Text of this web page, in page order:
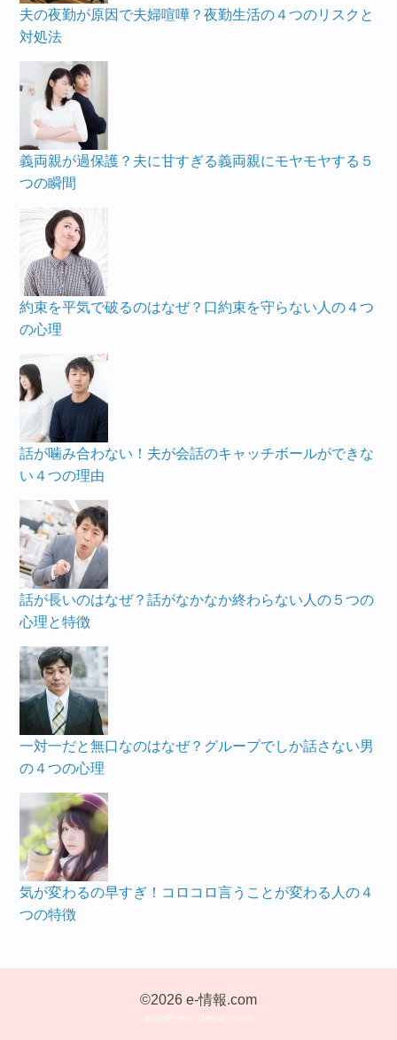
夫の夜勤が原因で夫婦喧嘩？夜勤生活の４つのリスクと
対処法
義両親が過保護？夫に甘すぎる義両親にモヤモヤする５
つの瞬間
約束を平気で破るのはなぜ？口約束を守らない人の４つ
の心理
話が噛み合わない！夫が会話のキャッチボールができな
い４つの理由
話が長いのはなぜ？話がなかなか終わらない人の５つの
心理と特徴
一対一だと無口なのはなぜ？グループでしか話さない男
の４つの心理
気が変わるの早すぎ！コロコロ言うことが変わる人の４
つの特徴
©2026 e-情報.com